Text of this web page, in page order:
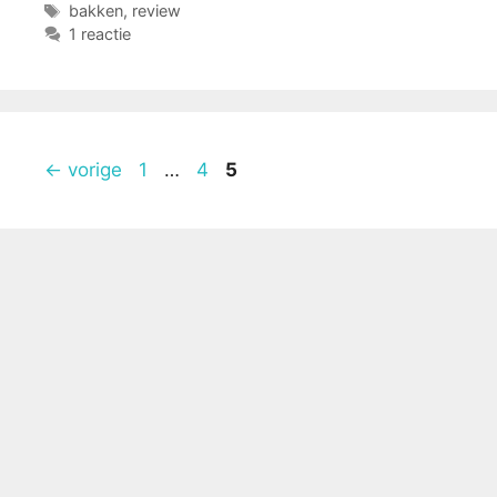
Tags
bakken, review
1 reactie
← vorige Pagina
1 … Pagina
4 Pagina
5